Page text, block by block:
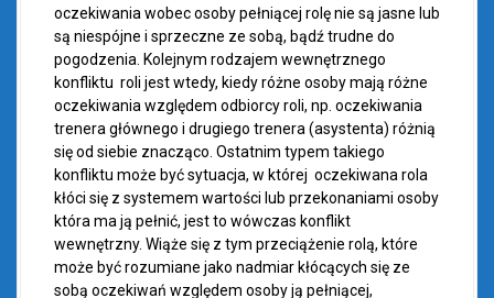
oczekiwania wobec osoby pełniącej rolę nie są jasne lub
są niespójne i sprzeczne ze sobą, bądź trudne do
pogodzenia. Kolejnym rodzajem wewnętrznego
konfliktu roli jest wtedy, kiedy różne osoby mają różne
oczekiwania względem odbiorcy roli, np. oczekiwania
trenera głównego i drugiego trenera (asystenta) różnią
się od siebie znacząco. Ostatnim typem takiego
konfliktu może być sytuacja, w której oczekiwana rola
kłóci się z systemem wartości lub przekonaniami osoby
która ma ją pełnić, jest to wówczas konflikt
wewnętrzny. Wiąże się z tym przeciążenie rolą, które
może być rozumiane jako nadmiar kłócących się ze
sobą oczekiwań względem osoby ją pełniącej,